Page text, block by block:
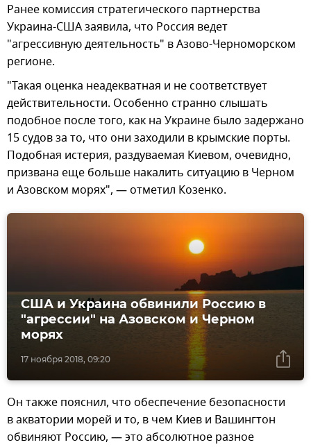
Ранее комиссия стратегического партнерства
Украина-США заявила, что Россия ведет
"агрессивную деятельность" в Азово-Черноморском
регионе.
"Такая оценка неадекватная и не соответствует
действительности. Особенно странно слышать
подобное после того, как на Украине было задержано
15 судов за то, что они заходили в крымские порты.
Подобная истерия, раздуваемая Киевом, очевидно,
призвана еще больше накалить ситуацию в Черном
и Азовском морях", — отметил Козенко.
17 ноября 2018, 09:20
США и Украина обвинили Россию в
"агрессии" на Азовском и Черном
морях
Он также пояснил, что обеспечение безопасности
в акватории морей и то, в чем Киев и Вашингтон
обвиняют Россию, — это абсолютное разное